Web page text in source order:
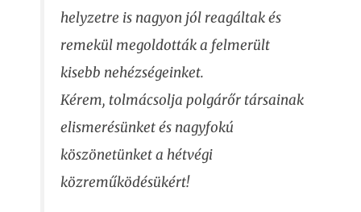
helyzetre is nagyon jól reagáltak és
remekül megoldották a felmerült
kisebb nehézségeinket.
Kérem, tolmácsolja polgárőr társainak
elismerésünket és nagyfokú
köszönetünket a hétvégi
közreműködésükért!